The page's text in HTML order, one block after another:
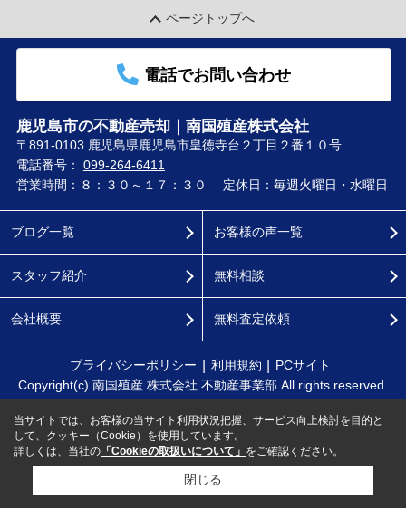
ページトップへ
電話でお問い合わせ
鹿児島市の不動産売却｜南国殖産株式会社
〒891-0103 鹿児島県鹿児島市皇徳寺台２丁目２番１０号
電話番号： 099-264-6411
営業時間：８：３０～１７：３０
定休日：毎週火曜日・水曜日
ブログ一覧
スタッフ紹介
会社概要
お客様の声一覧
無料相談
無料査定依頼
プライバシーポリシー 利用規約
PCサイト
Copyright(c) 南国殖産 株式会社 不動産事業部 All rights reserved.
当サイトでは、お客様の当サイト利用状況把握、サービス向上検討を目的と
して、クッキー（Cookie）を使用しています。
詳しくは、当社の 「Cookieの取扱いについて」 をご確認ください。
閉じる